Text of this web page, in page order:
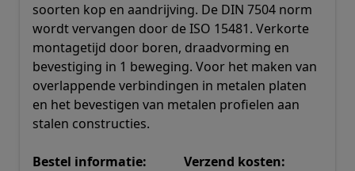
soorten kop en aandrijving. De DIN 7504 norm
wordt vervangen door de ISO 15481. Verkorte
montagetijd door boren, draadvorming en
bevestiging in 1 beweging. Voor het maken van
overlappende verbindingen in metalen platen
en het bevestigen van metalen profielen aan
stalen constructies.
Bestel informatie:
Verzend kosten: